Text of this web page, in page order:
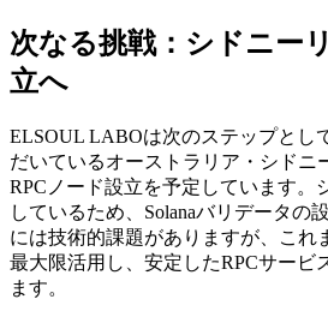
次なる挑戦：シドニー
立へ
ELSOUL LABOは次のステップとし
だいているオーストラリア・シドニ
RPCノード設立を予定しています。
しているため、Solanaバリデータの
には技術的課題がありますが、これ
最大限活用し、安定したRPCサービ
ます。